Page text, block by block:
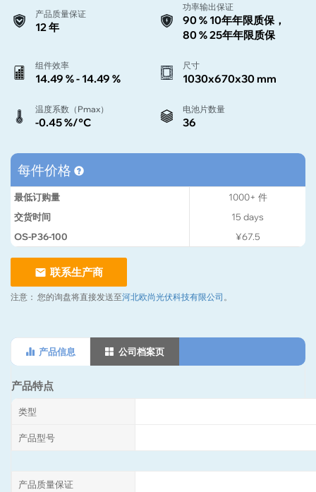
产品质量保证
12 年
功率输出保证
90 % 10年年限质保，
80 % 25年年限质保
组件效率
14.49 % - 14.49 %
尺寸
1030x670x30 mm
温度系数（Pmax）
-0.45 %/°C
电池片数量
36
每件价格
最低订购量 1000+ 件
交货时间
15 days
OS-P36-100
¥67.5
联系生产商
注意： 您的询盘将直接发送至河北欧尚光伏科技有限公司 。
产品信息 公司档案页
产品特点
类型
产品型号
产品质量保证